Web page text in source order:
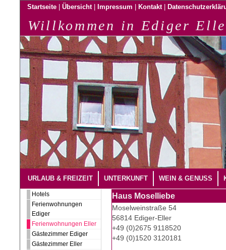
Startseite Übersicht Impressum Kontakt
Willkommen in Ediger
URLAUB & FREIZEIT UNTERKUNFT WEIN & GENUSS
Hotels
Ferienwohnungen
Ediger
Ferienwohnungen Eller
Gästezimmer Ediger
Gästezimmer Eller
Haus Moselliebe
Moselweinstraße 54
56814 Ediger-Eller
+49 (0)2675 9118520
+49 (0)1520 3120181